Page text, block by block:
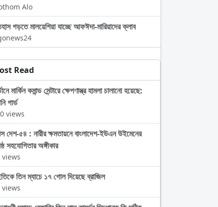
Alo
গড়তে মালয়েশিয়া যাচ্ছে আফঈদা-মারিয়াদের ক্লাব
Read
মার্কিন কমান্ড সেন্টারে ক্ষেপণাস্ত্র হামলা চালানো হয়েছে:
গার্ড
views
দেশ-৫৪ : নারীর ক্ষমতায়নে বাংলাদেশ-ইউএন উইমেনের
সহযোগিতার অঙ্গীকার
views
তিন ম্যাচে ১৭ গোল দিয়েছে ব্রাজিল
views